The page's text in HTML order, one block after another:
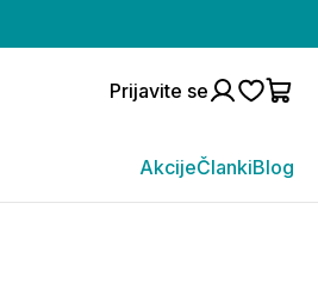
Prijavite se
AkcijeČlankiBlog